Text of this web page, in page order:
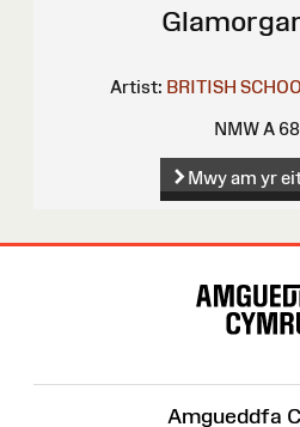
Artist: BRITISH
NMW A
Mwy am yr
Amgueddfa